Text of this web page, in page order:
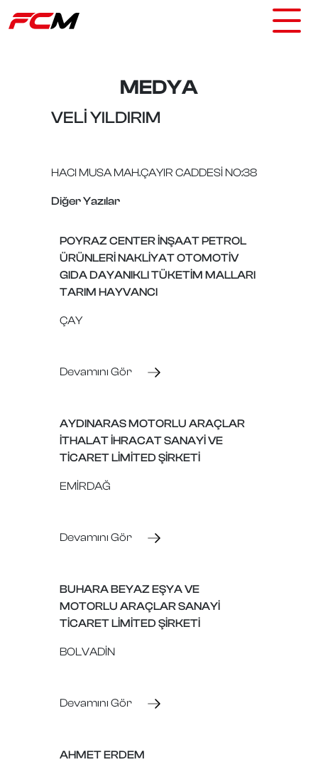
MEDYA
VELİ YILDIRIM
HACI MUSA MAH.ÇAYIR CADDESİ NO:38
Diğer Yazılar
POYRAZ CENTER İNŞAAT PETROL
ÜRÜNLERİ NAKLİYAT OTOMOTİV
GIDA DAYANIKLI TÜKETİM MALLARI
TARIM HAYVANCI
ÇAY
Devamını Gör
AYDINARAS MOTORLU ARAÇLAR
İTHALAT İHRACAT SANAYİ VE
TİCARET LİMİTED ŞİRKETİ
EMİRDAĞ
Devamını Gör
BUHARA BEYAZ EŞYA VE
MOTORLU ARAÇLAR SANAYİ
TİCARET LİMİTED ŞİRKETİ
BOLVADİN
Devamını Gör
AHMET ERDEM